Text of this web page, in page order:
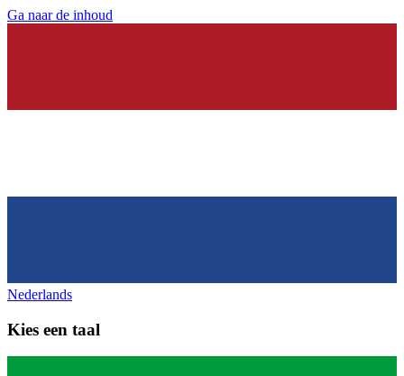
Ga naar de inhoud
Nederlands
Kies een taal